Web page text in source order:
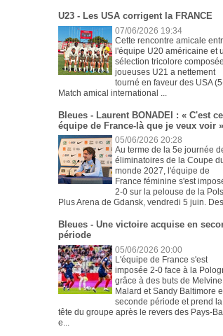
U23 - Les USA corrigent la FRANCE
07/06/2026 19:34
Cette rencontre amicale
l'équipe U20 américaine et
sélection tricolore
joueuses U21 a nettement
tourné en faveur des USA
Match amical international ...
Bleues - Laurent BONADEI : « C'est
équipe de France-là que je veux voir »
05/06/2026 20:28
Au terme de la 5e journée
éliminatoires de la Coupe
monde 2027, l'équipe de
France féminine s'est
2-0 sur la pelouse de la
Plus Arena de Gdansk, vendredi 5 juin.
Bleues - Une victoire acquise en
période
05/06/2026 20:00
L'équipe de France s'est
imposée 2-0 face à la
grâce à des buts de Melvine
Malard et Sandy Baltimore
seconde période et prend la
tête du groupe après le revers des Pays-
e...